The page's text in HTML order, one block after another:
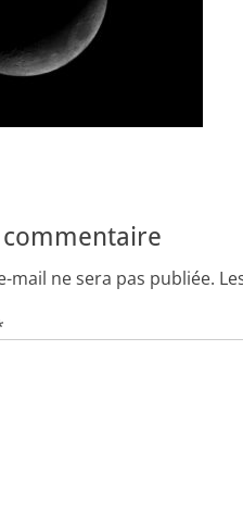
commentaire
mail ne sera pas publiée.